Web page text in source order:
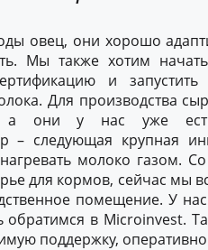
овец, они хорошо
Мы также хотим начать
и запустить
Для производства
а они у нас уже
– следующая крупная
молоко газом.
для кормов, сейчас мы
помещение. У
в Microinvest.
поддержку,